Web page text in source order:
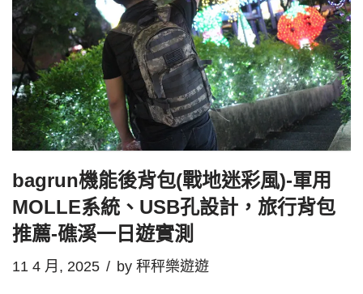
bagrun機能後背包(戰地迷彩風)-軍用
MOLLE系統、USB孔設計，旅行背包
推薦-礁溪一日遊實測
11 4 月, 2025 by 秤秤樂遊遊